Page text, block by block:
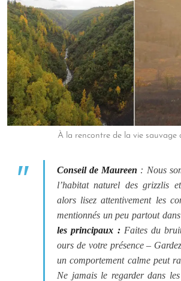
À la rencontre de la vie sauvage
Conseil de Maureen : Nous
l’habitat naturel des grizzlis
alors lisez attentivement les
mentionnés un peu partout
les principaux :Faites du
ours de votre présence –
un comportement calme peut
Ne jamais le regarder dans